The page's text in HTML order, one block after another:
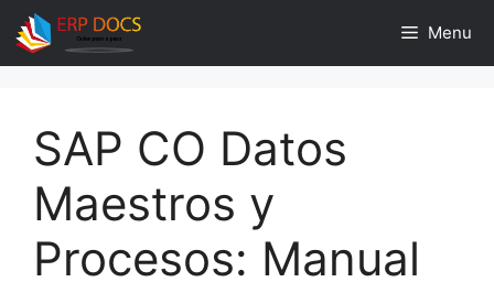
Skip
to
content
Menu
SAP CO Datos
Maestros y
Procesos: Manual